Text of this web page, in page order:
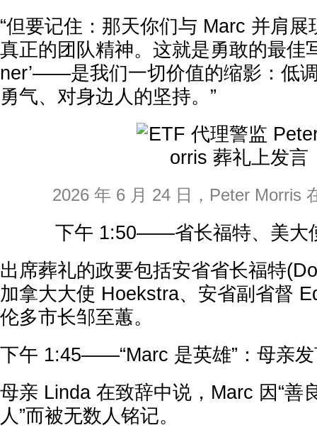
“但要记住：那天你们与 Marc 并肩
真正的团队精神。这就是勇敢的最
ner’——是我们一切价值的缩影：低
勇气、对身边人的坚持。”
2026 年 6 月 24 日，Peter Morris
下午 1:50——省长福特、美大
出席葬礼的政要包括安省省长福特
加拿大大使 Hoekstra、安省副省督
伦多市长邹至蕙。
下午 1:45——“Marc 是英雄”：母亲
母亲 Linda 在致辞中说，Marc 因“善
人”而被无数人铭记。